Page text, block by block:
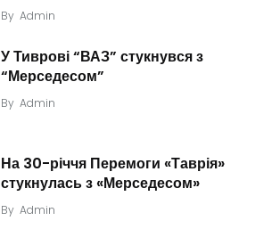
By Admin
У Тиврові “ВАЗ” стукнувся з
“Мерседесом”
By Admin
На 30-річчя Перемоги «Таврія»
стукнулась з «Мерседесом»
By Admin